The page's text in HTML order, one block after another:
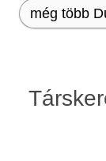
még több